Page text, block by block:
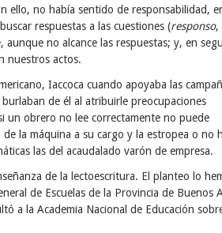
ello, no había sentido de responsabilidad,
respuestas a las cuestiones (responso,
no alcance las respuestas; y, en
nuestros actos.
Iaccoca cuando apoyaba las
de él al atribuirle preocupaciones
un obrero no lee correctamente no puede
la máquina a su cargo y la estropea o no
las del acaudalado varón de empresa.
de la lectoescritura. El planteo lo
de Escuelas de la Provincia de Buenos
a la Academia Nacional de Educación